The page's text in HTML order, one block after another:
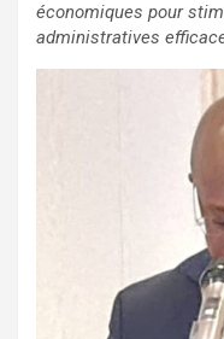
économiques pour
administratives